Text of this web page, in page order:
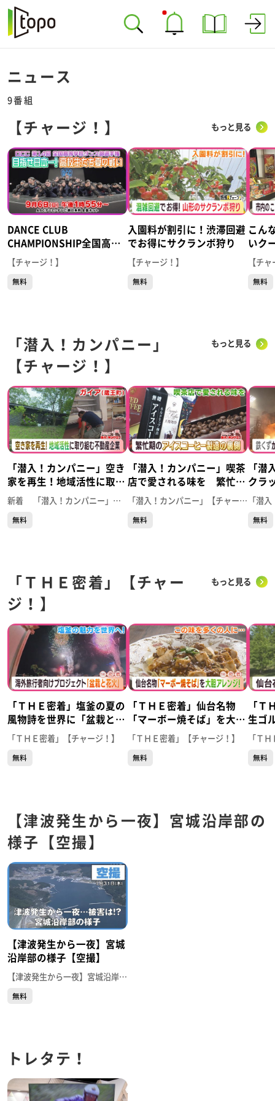
ニュース
9番組
【チャージ！】 もっと見る
DANCE CLUB
CHAMPIONSHIP全国高等
学校ダンス部選手権
【チャージ！】
無料
入園料が割引に！渋滞回避
でお得にサクランボ狩り
【チャージ！】
無料
こん
いク
【チ
無料
「潜入！カンパニー」
【チャージ！】
もっと見る
「潜入！カンパニー」空き
家を再生！地域活性に取り
組む不動産企業 ガイア
新着 「潜入！カンパニー」【チャージ！】
無料
「潜入！カンパニー」喫茶
店で愛される味を 繁忙
期！アイスコーヒー製造の
「潜入！カンパニー」【チャージ！】
無料
「潜
クラ
わる
無料
「ＴＨＥ密着」【チャー
ジ！】
もっと見る
「ＴＨＥ密着」塩釜の夏の
風物詩を世界に「盆栽と花
火」
「ＴＨＥ密着」【チャージ！】
無料
「ＴＨＥ密着」仙台名物
「マーボー焼そば」を大胆
アレンジ！
「ＴＨＥ密着」【チャージ！】
無料
「Ｔ
生ゴ
アマ
「Ｔ
無料
【津波発生から一夜】宮城沿岸部の
様子【空撮】
【津波発生から一夜】宮城
沿岸部の様子【空撮】
【津波発生から一夜】宮城沿岸部の様子【空撮】
無料
トレタテ！